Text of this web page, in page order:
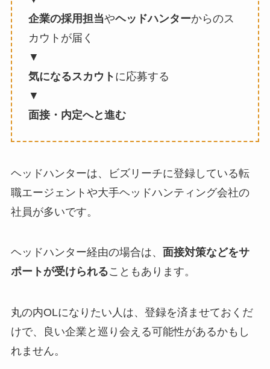
企業の採用担当やヘッドハンターからのス
カウトが届く
▼
気になるスカウト に応募する
▼
面接・内定へと進む
ヘッドハンターは、ビズリーチに登録している転
職エージェントや大手ヘッドハンティング会社の
社員が多いです。
ヘッドハンター経由の場合は、 面接対策などをサ
ポートが受けられることもあります。
丸の内OLになりたい人は、登録を済ませておくだ
けで、良い企業と巡り会える可能性があるかもし
れません。